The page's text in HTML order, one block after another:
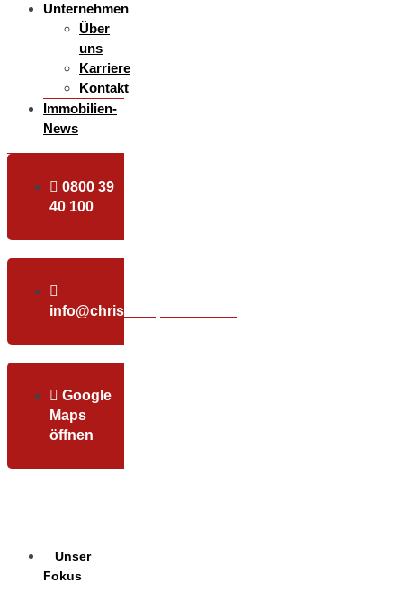
Unternehmen
Über
uns
Karriere
Kontakt
Immobilien-
News
0800 39
40 100
info@christundpartner.com
Google
Maps
öffnen
Unser
Fokus